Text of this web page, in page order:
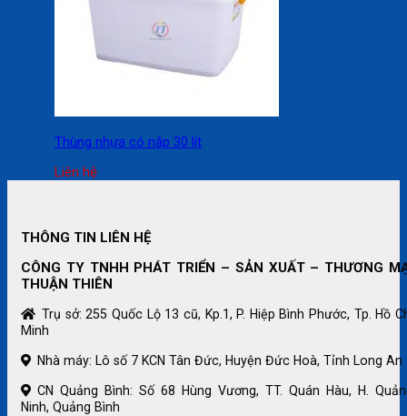
Thùng nhựa có nắp 30 lít
Liên hệ
THÔNG TIN LIÊN HỆ
CÔNG TY TNHH PHÁT TRIỂN – SẢN XUẤT – THƯƠNG
THUẬN THIÊN
Trụ sở: 255 Quốc Lộ 13 cũ, Kp.1, P. Hiệp Bình Phước, Tp. Hồ
Minh
Nhà máy: Lô số 7 KCN Tân Đức, Huyện Đức Hoà, Tỉnh Long An
CN Quảng Bình: Số 68 Hùng Vương, TT. Quán Hàu, H.
Ninh, Quảng Bình